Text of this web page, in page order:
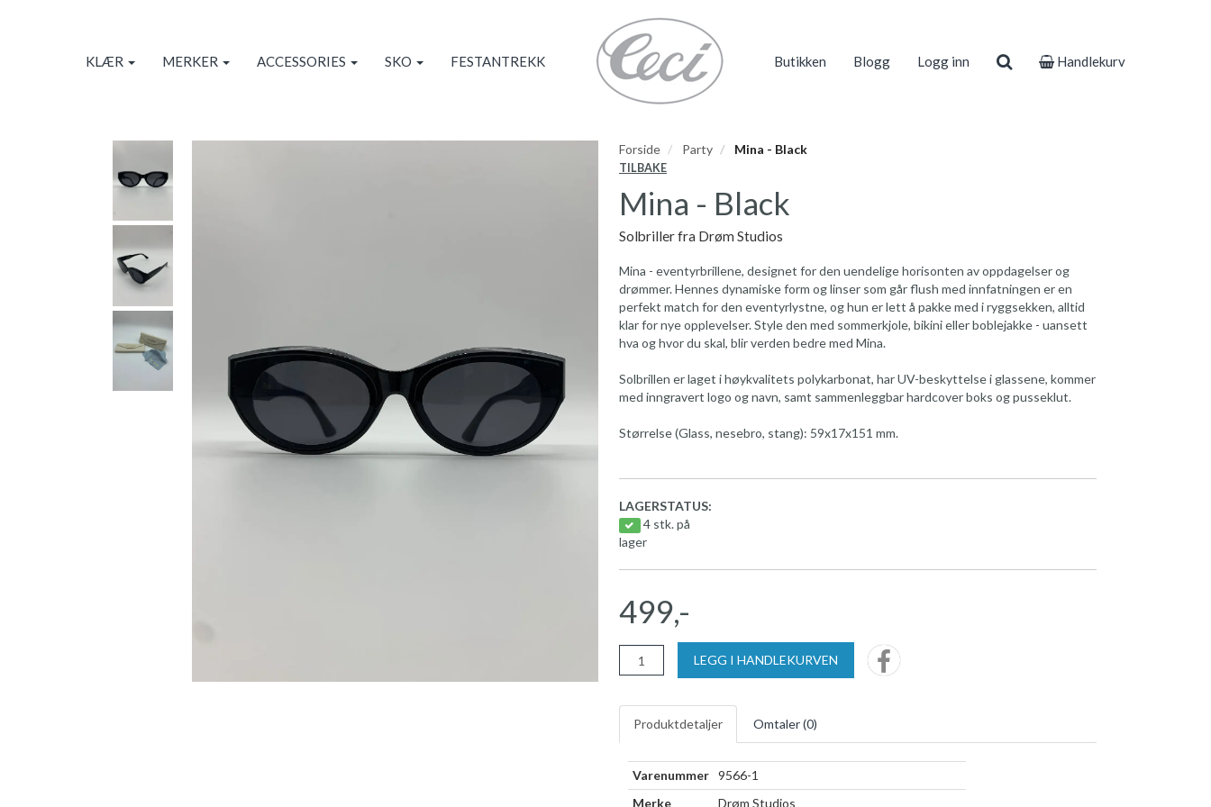
KLÆR MERKER ACCESSORIES SKO FESTANTREKK Butikken Blogg Logg inn Handlekurv
Forside Party Mina - Black
TILBAKE
Mina - Black
Solbriller fra Drøm Studios
Mina - eventyrbrillene, designet for den uendelige horisonten av oppdagelser og
drømmer. Hennes dynamiske form og linser som går flush med innfatningen er en
perfekt match for den eventyrlystne, og hun er lett å pakke med i ryggsekken, alltid
klar for nye opplevelser. Style den med sommerkjole, bikini eller boblejakke - uansett
hva og hvor du skal, blir verden bedre med Mina.
Solbrillen er laget i høykvalitets polykarbonat, har UV-beskyttelse i glassene, kommer
med inngravert logo og navn, samt sammenleggbar hardcover boks og pusseklut.
Størrelse (Glass, nesebro, stang): 59x17x151 mm.
LAGERSTATUS:
4 stk. på
lager
499,-
LEGG I HANDLEKURVEN
Produktdetaljer Omtaler (0)
Varenummer 9566-1
Merke
Drøm Studios